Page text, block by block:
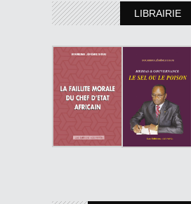
LIBRAIRIE